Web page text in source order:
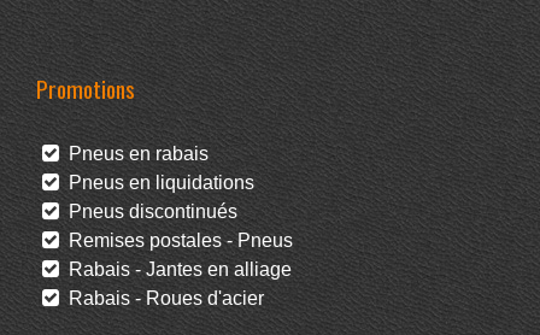
Promotions
Pneus en rabais
Pneus en liquidations
Pneus discontinués
Remises postales - Pneus
Rabais - Jantes en alliage
Rabais - Roues d'acier